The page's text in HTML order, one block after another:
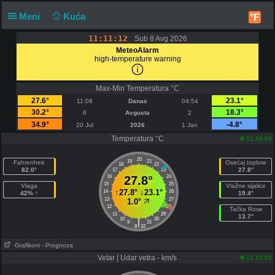
Meni Kuća °F
11:11:12
Sub 8 Avg 2026
MeteoAlarm
high-temperature warning
Max-Min Temperatura °C
27.6°
11:08 Danas 04:54
23.1°
30.2°
6 Avgusta 2
18.3°
34.9°
20 Jul 2026 1 Jan
-4.8°
Temperatura °C
11:10:59
Fahrenheit
82.0°
Vlaga
42% ↑
20
19 21
18
22
17
23
16
24
15
25
14
26
13
27
12
28
11
29
10
30
9 31
|
8 32
27.8°
↑27.8°↓23.1°
1.0°
Osećaj toplote
27.8°
Vlažne sijalice
19.4°
Tačka Rose
13.7°
Grafikoni - Prognoza
Vetar | Udar vetra - km/s 11:10:59